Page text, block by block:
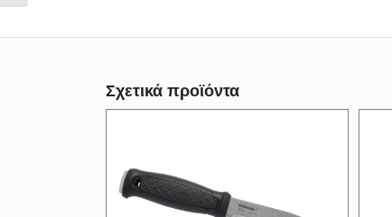
Σχετικά προϊόντα